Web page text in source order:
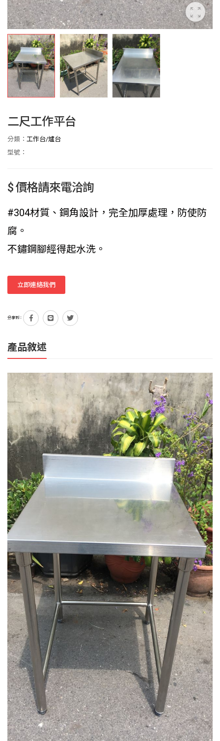
二尺工作平台
分類： 工作台/爐台
型號：
$ 價格請來電洽詢
#304材質、鋼角設計，完全加厚處理，防使防
腐。
不鏽鋼腳經得起水洗。
立即連絡我們
分享到：
產品敘述